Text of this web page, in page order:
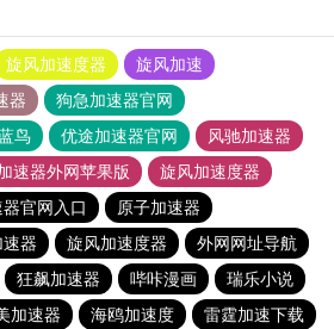
旋风加速度器
旋风加速
器
狗急加速器官网
鸟 优途加速器官网
风驰加速器
速器外网苹果版
旋风加速度器
官网入口
原子加速器
器 旋风加速度器
外网网址导航
狂飙加速器 哔咔漫画
瑞乐小说
加速器 海鸥加速度 雷霆加速下载